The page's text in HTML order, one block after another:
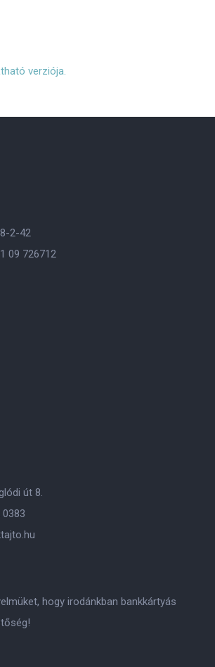
verziója.
2-42
09 726712
út 8.
0383
hogy irodánkban bankkártyás